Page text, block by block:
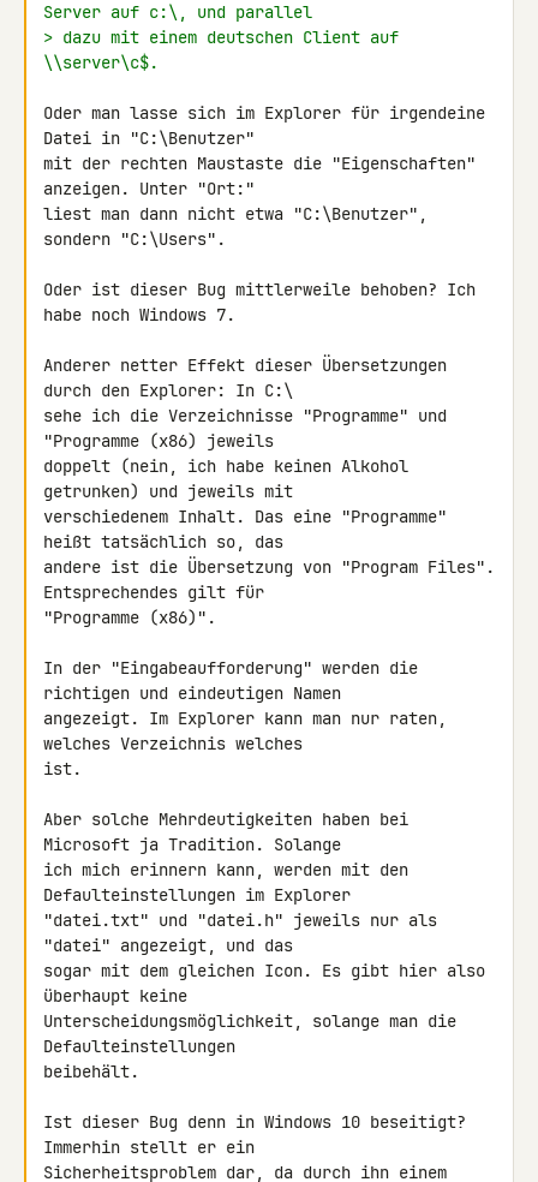
Server auf c:\, und parallel
> dazu mit einem deutschen Client auf
\\server\c$.
Oder man lasse sich im Explorer für irgendeine
Datei in "C:\Benutzer"
mit der rechten Maustaste die "Eigenschaften"
anzeigen. Unter "Ort:"
liest man dann nicht etwa "C:\Benutzer",
sondern "C:\Users".
Oder ist dieser Bug mittlerweile behoben? Ich
habe noch Windows 7.
Anderer netter Effekt dieser Übersetzungen
durch den Explorer: In C:\
sehe ich die Verzeichnisse "Programme" und
"Programme (x86) jeweils
doppelt (nein, ich habe keinen Alkohol
getrunken) und jeweils mit
verschiedenem Inhalt. Das eine "Programme"
heißt tatsächlich so, das
andere ist die Übersetzung von "Program Files".
Entsprechendes gilt für
"Programme (x86)".
In der "Eingabeaufforderung" werden die
richtigen und eindeutigen Namen
angezeigt. Im Explorer kann man nur raten,
welches Verzeichnis welches
ist.
Aber solche Mehrdeutigkeiten haben bei
Microsoft ja Tradition. Solange
ich mich erinnern kann, werden mit den
Defaulteinstellungen im Explorer
"datei.txt" und "datei.h" jeweils nur als
"datei" angezeigt, und das
sogar mit dem gleichen Icon. Es gibt hier also
überhaupt keine
Unterscheidungsmöglichkeit, solange man die
Defaulteinstellungen
beibehält.
Ist dieser Bug denn in Windows 10 beseitigt?
Immerhin stellt er ein
Sicherheitsproblem dar, da durch ihn einem